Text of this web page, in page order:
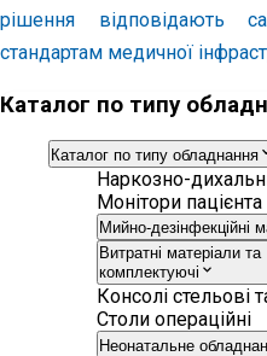
рішення відповідають
стандартам медичної
Каталог по типу
Каталог по типу обладнання
Наркозно-
Монітори пацієнта
Мийно-дезінфекційні
Витратні матеріали та
комплектуючі
Консолі стельові
Столи операційні
Неонатальне